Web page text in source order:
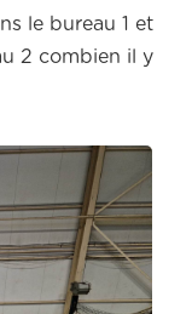
le bureau 1 et
2 combien il y